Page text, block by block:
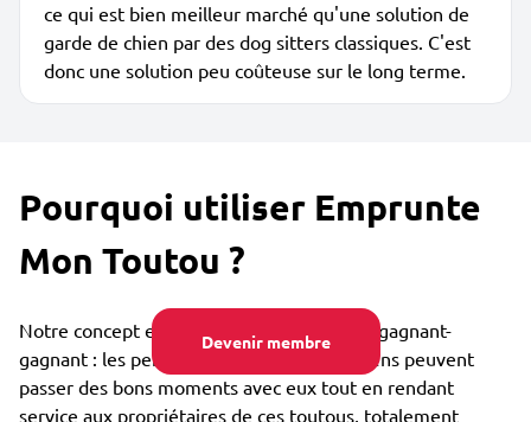
Devenir membre
ce qui est bien meilleur marché qu'une solution de
garde de chien par des dog sitters classiques. C'est
donc une solution peu coûteuse sur le long terme.
Pourquoi utiliser Emprunte
Mon Toutou ?
Notre concept est collaboratif et vraiment gagnant-
gagnant : les personnes qui aiment les chiens peuvent
passer des bons moments avec eux tout en rendant
service aux propriétaires de ces toutous, totalement